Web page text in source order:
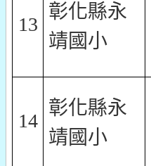
13
彰化縣永
靖國小
14
彰化縣永
靖國小